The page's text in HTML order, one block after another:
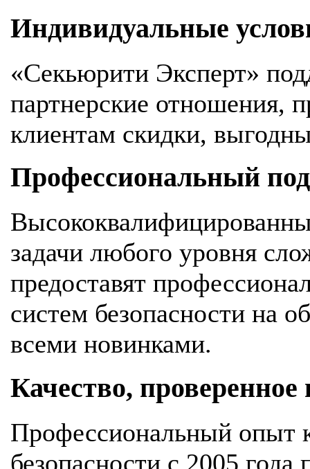
Индивидуальные
«Секьюрити Эксперт»
партнерские отношения,
клиентам скидки,
Профессиональный
задачи любого уровня
предоставят
систем безопасности на
всеми новинками.
Качество,
Профессиональный опыт
безопасности с 2005 года